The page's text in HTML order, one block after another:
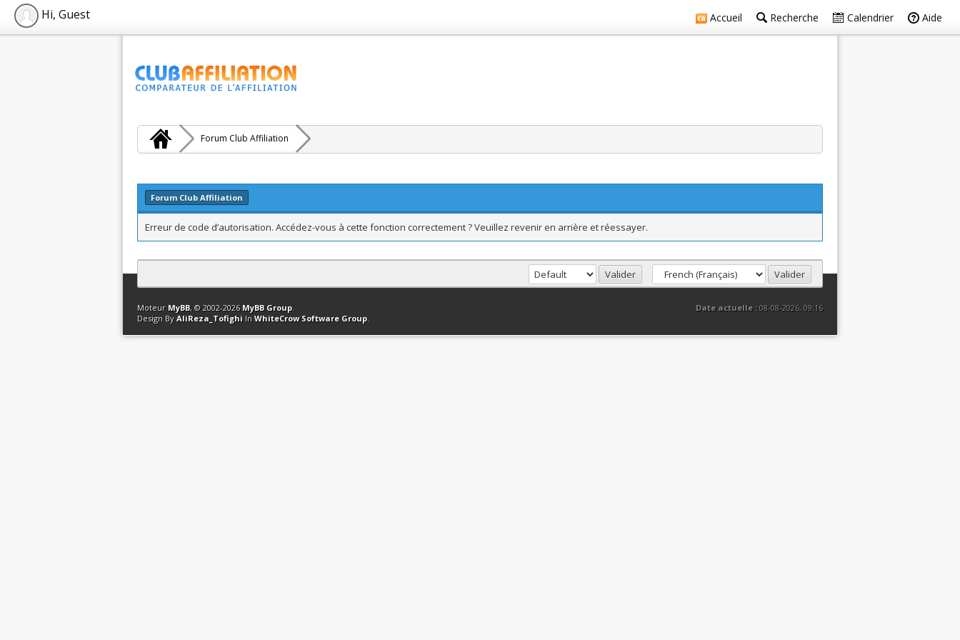
Accueil Recherche Calendrier Aide
Hi, Guest
Forum Club Affiliation
Forum Club Affiliation
Erreur de code d’autorisation. Accédez-vous à cette fonction correctement ? Veuillez revenir en arrière et réessayer.
Contact Club Affiliation Retourner en haut Version bas-débit (Archivé) Syndication RSS
Date actuelle :08-08-2026, 09:16
Moteur MyBB, © 2002-2026 MyBB Group.
Design By AliReza_Tofighi In WhiteCrow Software Group.